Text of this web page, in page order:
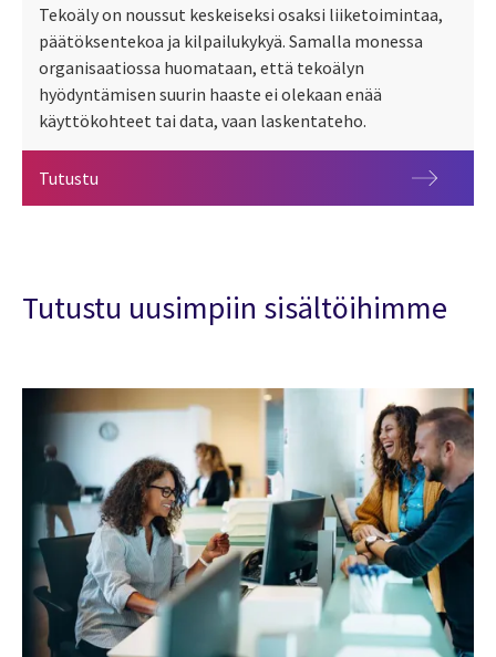
Tekoäly on noussut keskeiseksi osaksi liiketoimintaa,
päätöksentekoa ja kilpailukykyä. Samalla monessa
organisaatiossa huomataan, että tekoälyn
hyödyntämisen suurin haaste ei olekaan enää
käyttökohteet tai data, vaan laskentateho.
Tutustu Tekoäly muutti pilvipalveluiden pelisäännöt: nyt
Tutustu uusimpiin sisältöihimme